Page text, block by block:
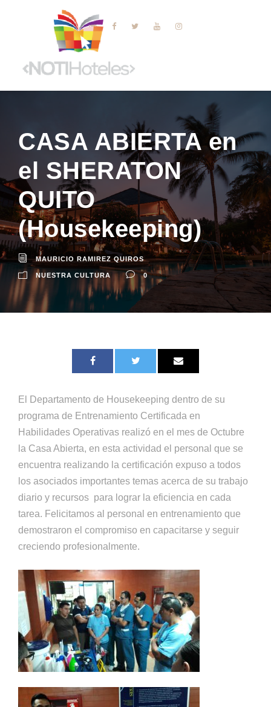
CASA ABIERTA en
el SHERATON
QUITO
(Housekeeping)
MAURICIO RAMIREZ QUIROS
NUESTRA CULTURA 0
El Departamento de Housekeeping dentro de su
programa de Entrenamiento Certificada en
Habilidades Operativas realizó en el mes de Octubre
la Casa Abierta, en esta actividad el personal que se
encuentra realizando la certificación expuso a todos
los asociados importantes temas acerca de su trabajo
diario y recursos para lograr la eficiencia en cada
tarea. Felicitamos al personal en entrenamiento que
demostraron el compromiso en capacitarse y seguir
creciendo profesionalmente.